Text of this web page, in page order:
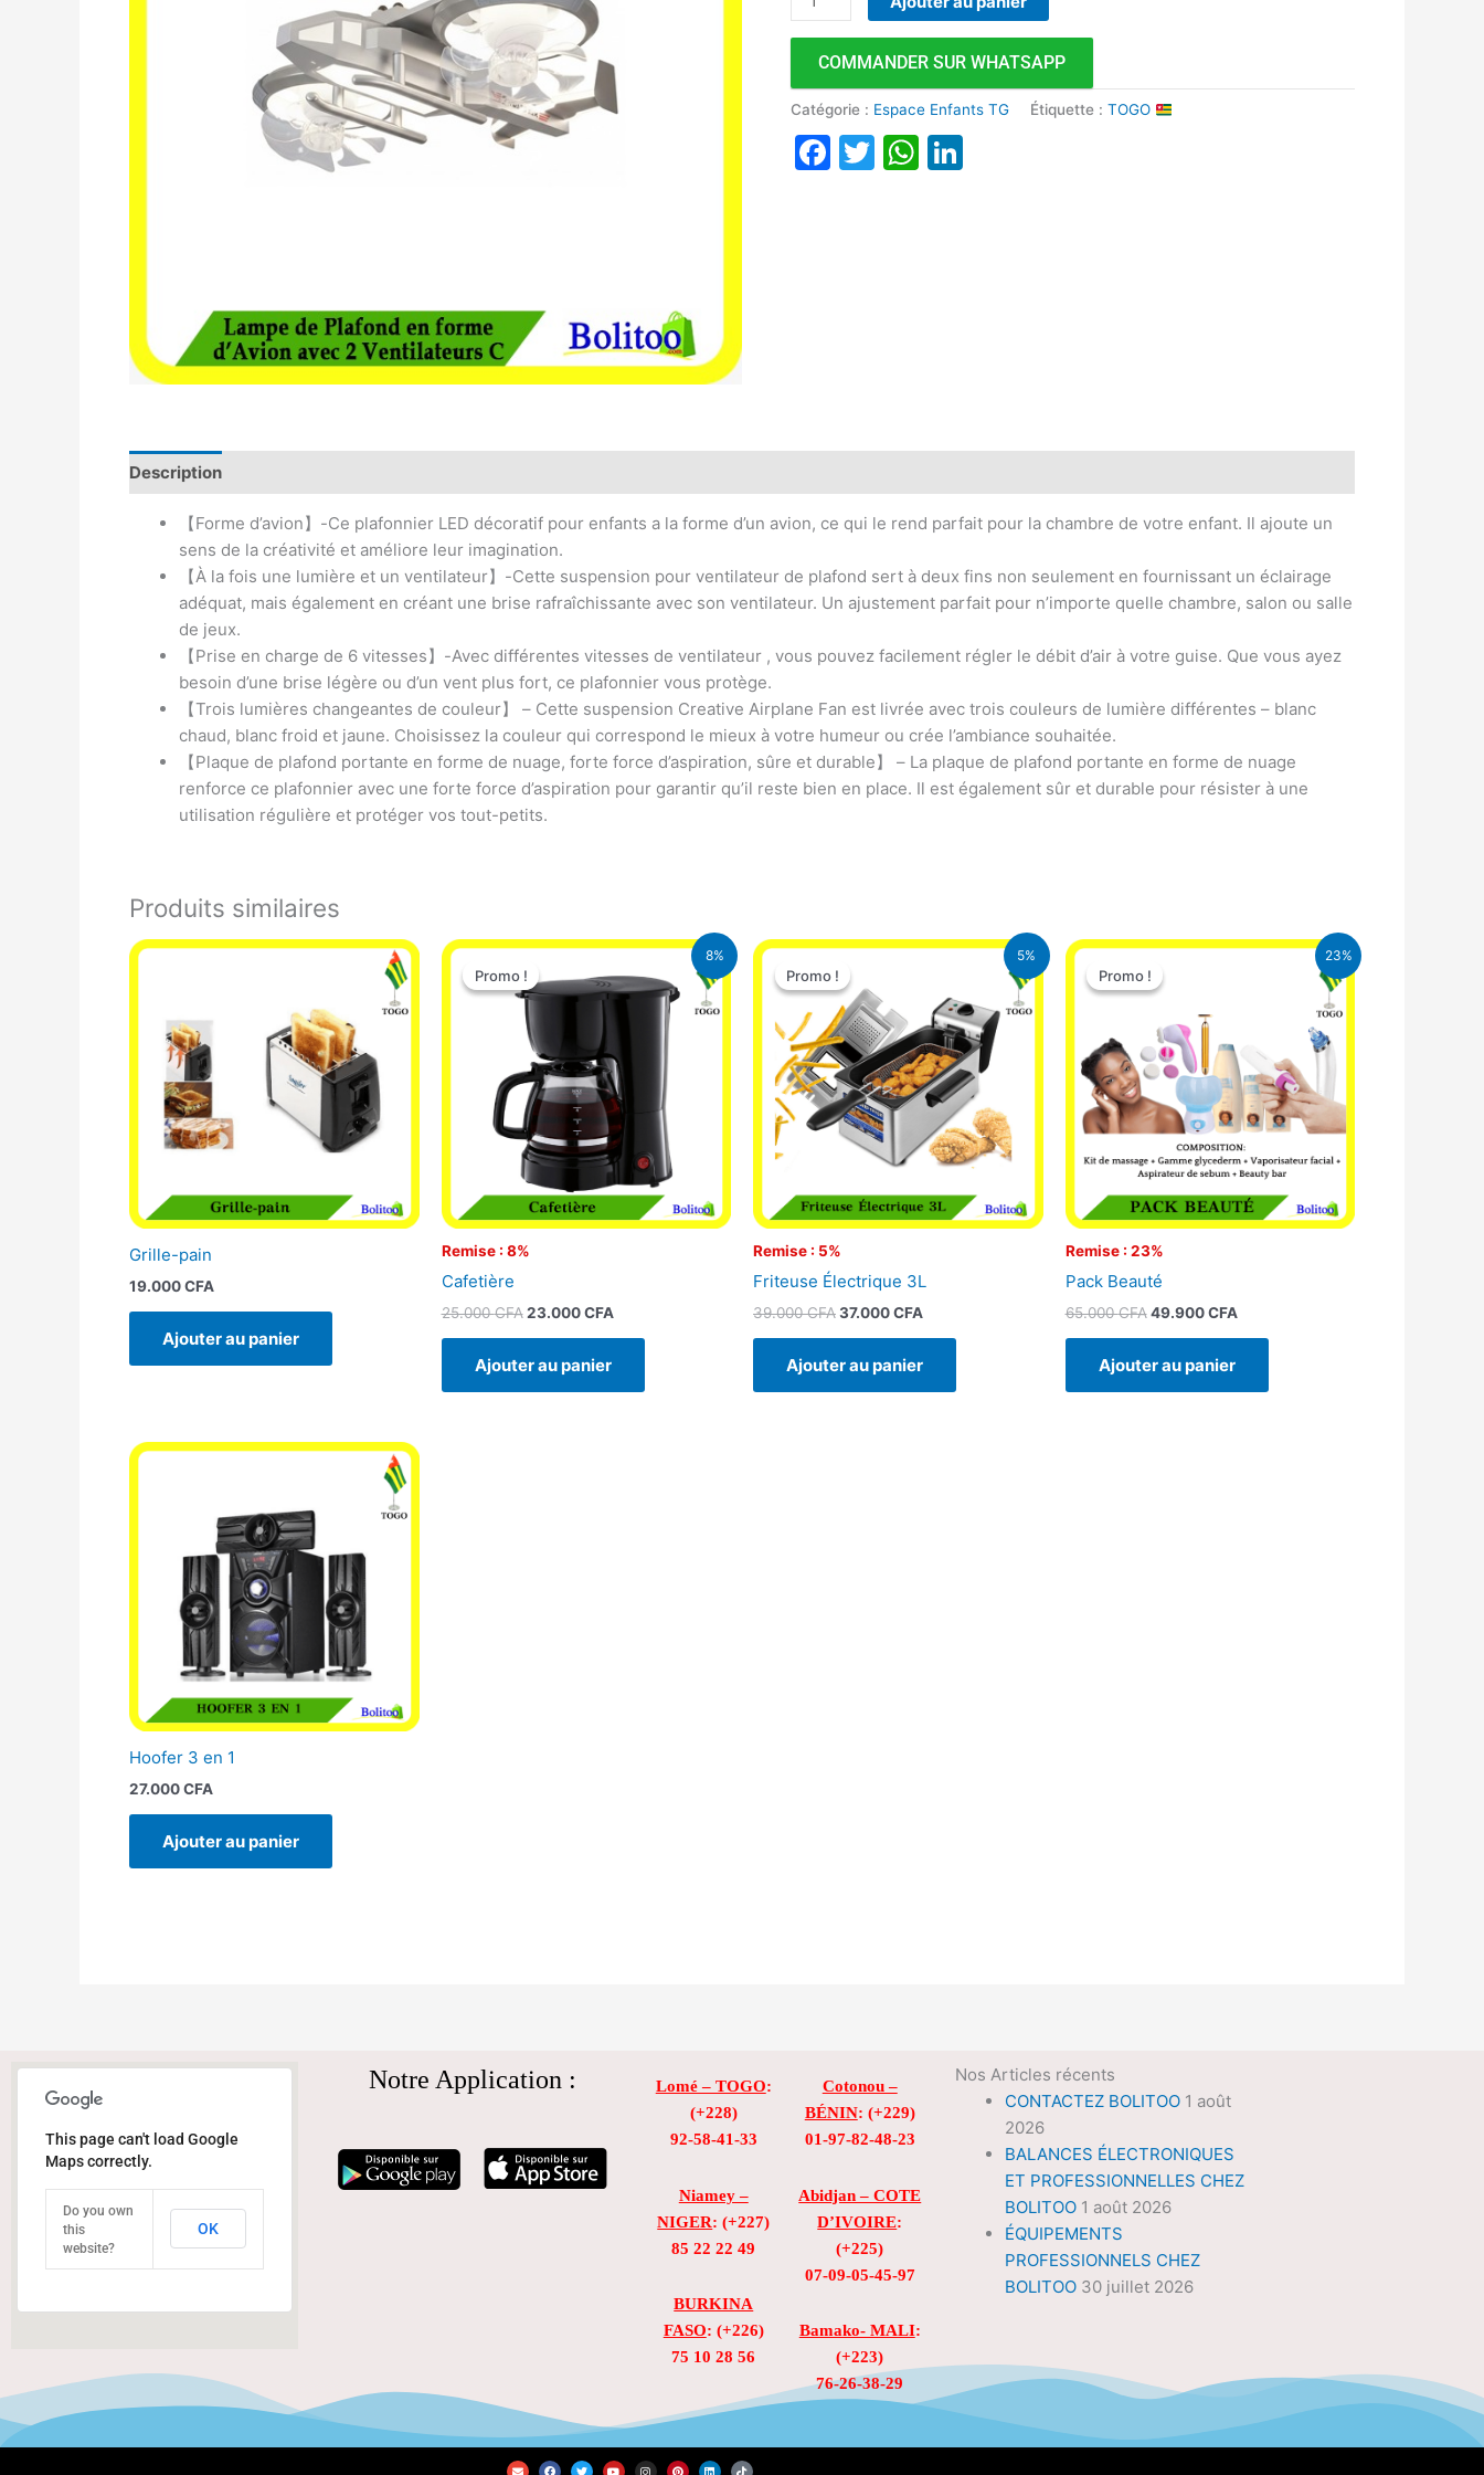
2
COMMANDER SUR WHATSAPP
Catégorie : Espace Enfants TG Étiquette :TOGO
Facebook
TwitterWhatsApp
Description
【Forme d’avion】-Ce plafonnier LED décoratif pour enfants a la forme d’un avion, ce qui le rend parfait pour la chambre de votre enfant. Il ajoute un
sens de la créativité et améliore leur imagination.
【À la fois une lumière et un ventilateur】-Cette suspension pour ventilateur de plafond sert à deux fins non seulement en fournissant un éclairage
adéquat, mais également en créant une brise rafraîchissante avec son ventilateur. Un ajustement parfait pour n’importe quelle chambre, salon ou salle
de jeux.
【Prise en charge de 6 vitesses】-Avec différentes vitesses de ventilateur , vous pouvez facilement régler le débit d’air à votre guise. Que vous ayez
besoin d’une brise légère ou d’un vent plus fort, ce plafonnier vous protège.
【Trois lumières changeantes de couleur】 – Cette suspension Creative Airplane Fan est livrée avec trois couleurs de lumière différentes – blanc
chaud, blanc froid et jaune. Choisissez la couleur qui correspond le mieux à votre humeur ou crée l’ambiance souhaitée.
【Plaque de plafond portante en forme de nuage, forte force d’aspiration, sûre et durable】 – La plaque de plafond portante en forme de nuage
renforce ce plafonnier avec une forte force d’aspiration pour garantir qu’il reste bien en place. Il est également sûr et durable pour résister à une
utilisation régulière et protéger vos tout-petits.
Produits similaires
Grille-pain
19.000CFA
Ajouter au panier
8%
Promo !
Remise : 8%
Promo !
Cafetière
25.000CFA
Le
initial
était :
25.000 CFA.
23.000CFA
Le
actuel
est :
23.000 CFA.
Ajouter au panier
5%
Promo !
Remise : 5%
Promo !
Friteuse Électrique 3L
39.000CFA
Le
initial
était :
39.000 CFA.
37.000CFA
Le
est :
37.000 CFA.
Ajouter au panier
23%
Promo !
Remise : 23%
Promo !
Pack Beauté
65.000CFA
Le
initial
65.000 CFA.
49.900CFA
Le
49.900 CFA.
Ajouter au panier
Hoofer 3 en 1
27.000CFA
Ajouter au panier
This page can't load Google
Maps correctly.
Do you own
this
website?
OK
Notre Application : Lomé – TOGO:
(+228)
92-58-41-33
Niamey –
NIGER: (+227)
85 22 22 49
BURKINA
FASO: (+226)
75 10 28 56
Cotonou –
BÉNIN: (+229)
01-97-82-48-23
Abidjan – COTE
D’IVOIRE:
(+225)
07-09-05-45-97
Bamako- MALI:
(+223)
76-26-38-29
Nos Articles récents
CONTACTEZ BOLITOO 1 août
2026
BALANCES ÉLECTRONIQUES
ET PROFESSIONNELLES CHEZ
BOLITOO 1 août 2026
ÉQUIPEMENTS
PROFESSIONNELS CHEZ
BOLITOO 30 juillet 2026
E
F
T
Y
I
P
L
T